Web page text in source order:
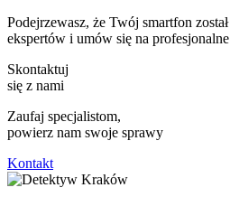
Podejrzewasz, że Twój smartfon
ekspertów i umów się na
Skontaktuj
się z nami
Zaufaj specjalistom,
powierz nam swoje sprawy
Kontakt